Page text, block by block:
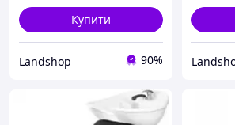
Купити
Landshop 90%